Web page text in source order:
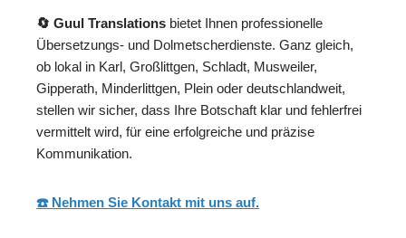
🔄 Guul Translations bietet Ihnen professionelle
Übersetzungs- und Dolmetscherdienste. Ganz gleich,
ob lokal in Karl, Großlittgen, Schladt, Musweiler,
Gipperath, Minderlittgen, Plein oder deutschlandweit,
stellen wir sicher, dass Ihre Botschaft klar und fehlerfrei
vermittelt wird, für eine erfolgreiche und präzise
Kommunikation.
☎️ Nehmen Sie Kontakt mit uns auf.